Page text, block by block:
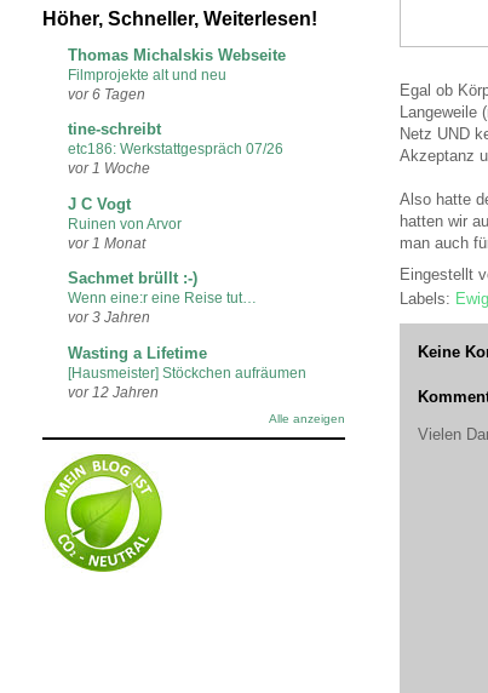
Egal ob
Langeweile
Netz UND
Akzeptanz
Also hatte
hatten wir
man auch
Eingestellt
Labels:
Keine
Vielen
Höher, Schneller, Weiterlesen!
Thomas Michalskis Webseite
Filmprojekte alt und neu
vor 6 Tagen
tine-schreibt
etc186: Werkstattgespräch 07/26
vor 1 Woche
J C Vogt
Ruinen von Arvor
vor 1 Monat
Sachmet brüllt :-)
Wenn eine:r eine Reise tut…
vor 3 Jahren
Wasting a Lifetime
[Hausmeister] Stöckchen aufräumen
vor 12 Jahren
Alle anzeigen